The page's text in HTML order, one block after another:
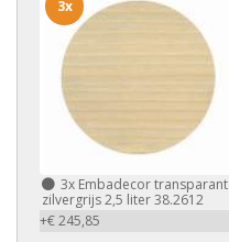
3x Embadecor transparant
zilvergrijs 2,5 liter 38.2612
+€ 245,85
3x